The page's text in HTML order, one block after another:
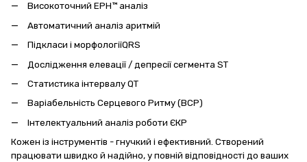
Високоточний EPH™ аналіз
Автоматичний аналіз аритмій
Підкласи і морфологіїQRS
Дослідження елевації / депресії сегмента ST
Статистика інтервалу QT
Варіабельність Серцевого Ритму (ВСР)
Інтелектуальний аналіз роботи ЄКР
Кожен із інструментів - гнучкий і ефективний. Створений
працювати швидко й надійно, у повній відповідності до ваших